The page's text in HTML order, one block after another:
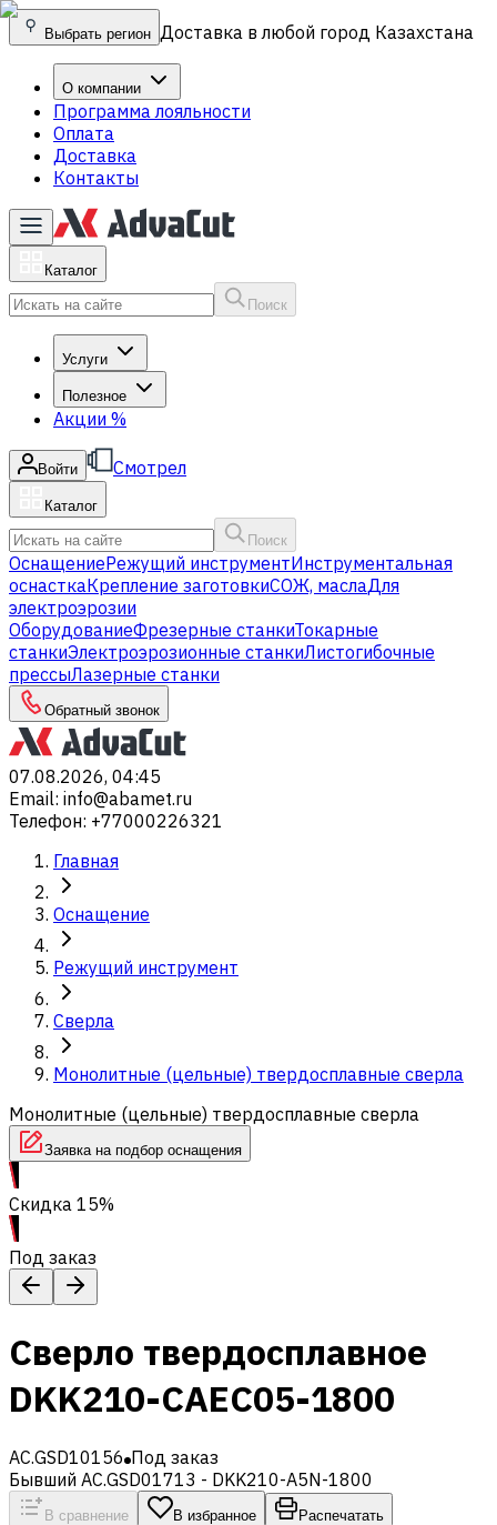
Выбрать регион Доставка в любой город Казахстана
О компании
Программа лояльности
Оплата
Доставка
Контакты
Каталог
Поиск
Услуги
Полезное
Акции %
Войти Смотрел
Каталог
Поиск
ОснащениеРежущий инструментИнструментальная
оснасткаКрепление заготовкиСОЖ, маслаДля
электроэрозии
ОборудованиеФрезерные станкиТокарные
станкиЭлектроэрозионные станкиЛистогибочные
прессыЛазерные станки
Обратный звонок
07.08.2026, 04:45
Email: info@abamet.ru
Телефон: +77000226321
Главная
Оснащение
Режущий инструмент
Сверла
Монолитные (цельные) твердосплавные сверла
Монолитные (цельные) твердосплавные сверла
Заявка на подбор оснащения
Скидка 15%
Под заказ
Сверло твердосплавное
DKK210-CAEC05-1800
AC.GSD10156 Под заказ
Бывший AC.GSD01713 - DKK210-A5N-1800
В сравнение В избранное Распечатать